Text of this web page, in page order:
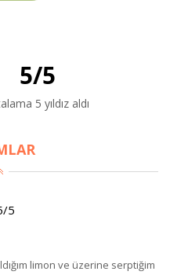
5/5
5 yıldız aldı
5
limon ve üzerine serptiğim
İNDİRİMİ